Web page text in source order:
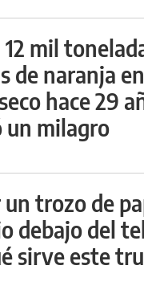
mil
de naranja
hace 29
un milagro
un trozo de
debajo del
sirve este